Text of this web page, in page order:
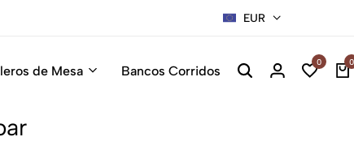
EUR
de Mesa Bancos Corridos
0 0